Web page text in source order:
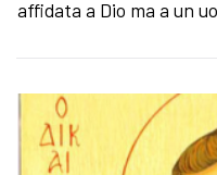
affidata a Dio ma a un